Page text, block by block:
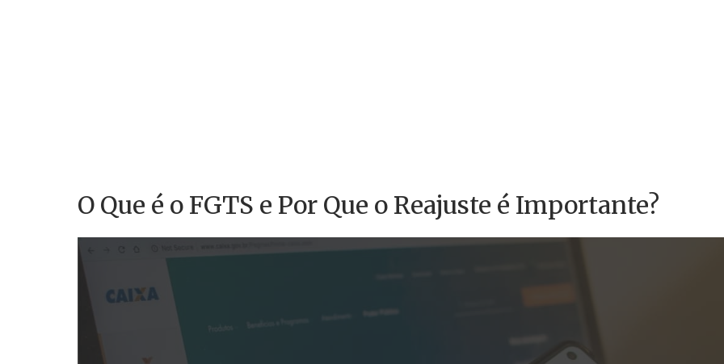
O Que é o FGTS e Por Que o Reajuste é Importante?